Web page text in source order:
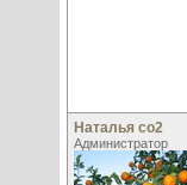
Наталья со2
Администратор